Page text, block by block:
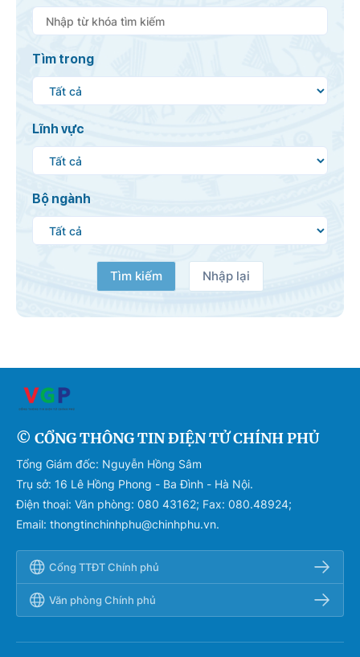
Tìm trong
Lĩnh vực
Bộ ngành
Tìm kiếm Nhập lại
© CỔNG THÔNG TIN ĐIỆN TỬ CHÍNH PHỦ
Tổng Giám đốc: Nguyễn Hồng Sâm
Trụ sở: 16 Lê Hồng Phong - Ba Đình - Hà Nội.
Điện thoại: Văn phòng: 080 43162; Fax: 080.48924;
Email: thongtinchinhphu@chinhphu.vn.
Cổng TTĐT Chính phủ
Văn phòng Chính phủ